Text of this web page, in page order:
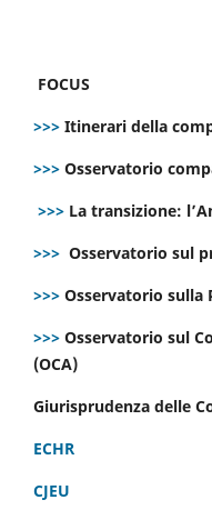
FOCUS
>>> Itinerari della
>>> Osservatorio
>>> La transizione:
>>> Osservatorio sul
>>> Osservatorio sulla
>>> Osservatorio sul
(OCA)
Giurisprudenza delle
ECHR
CJEU